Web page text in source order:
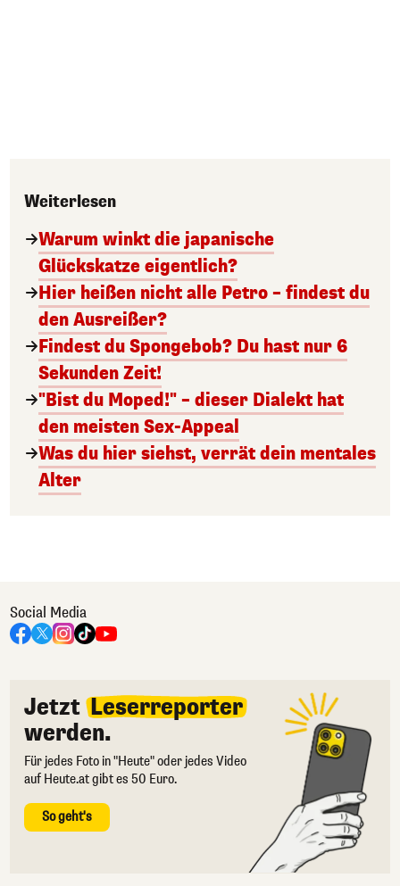
Weiterlesen
Warum winkt die japanische
Glückskatze eigentlich?
Hier heißen nicht alle Petro – findest du
den Ausreißer?
Findest du Spongebob? Du hast nur 6
Sekunden Zeit!
"Bist du Moped!" – dieser Dialekt hat
den meisten Sex-Appeal
Was du hier siehst, verrät dein mentales
Alter
Social Media
Jetzt Leserreporter
werden.
Für jedes Foto in "Heute" oder jedes Video
auf Heute.at gibt es 50 Euro.
So geht's